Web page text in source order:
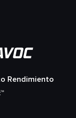
Rendimiento